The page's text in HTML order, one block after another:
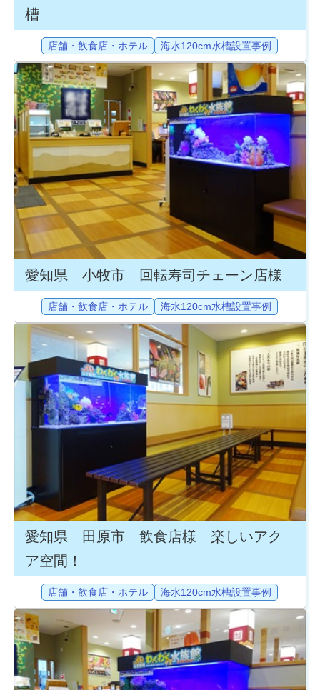
槽
店舗・飲食店・ホテル 海水120cm水槽設置事例
愛知県 小牧市 回転寿司チェーン店様
店舗・飲食店・ホテル 海水120cm水槽設置事例
愛知県 田原市 飲食店様 楽しいアク
ア空間！
店舗・飲食店・ホテル 海水120cm水槽設置事例